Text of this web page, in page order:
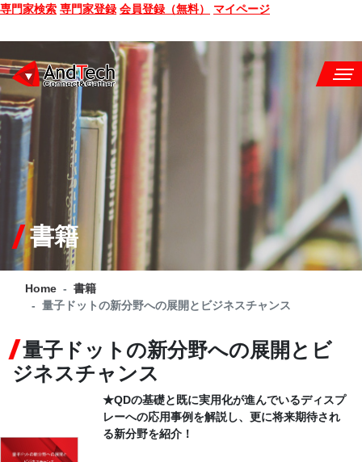
専門家検索 専門家登録 会員登録（無料） マイページ
SEMINAR
BOOK
CONSULTING
SERVICE
COMPANY
Q&A
CONTACT
書籍
Home
書籍
量子ドットの新分野への展開とビジネスチャンス
量子ドットの新分野への展開とビ
ジネスチャンス
★QDの基礎と既に実用化が進んでいるディスプ
レーへの応用事例を解説し、更に将来期待され
る新分野を紹介！